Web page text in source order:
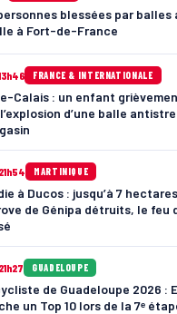
blessées par balles
à Fort-de-France
FRANCE & INTERNATIONALE
Calais : un enfant
d’une balle
MARTINIQUE
à Ducos : jusqu’à 7
de Génipa détruits, le feu
GUADELOUPE
de Guadeloupe 2026 :
un Top 10 lors de la 7ᵉ